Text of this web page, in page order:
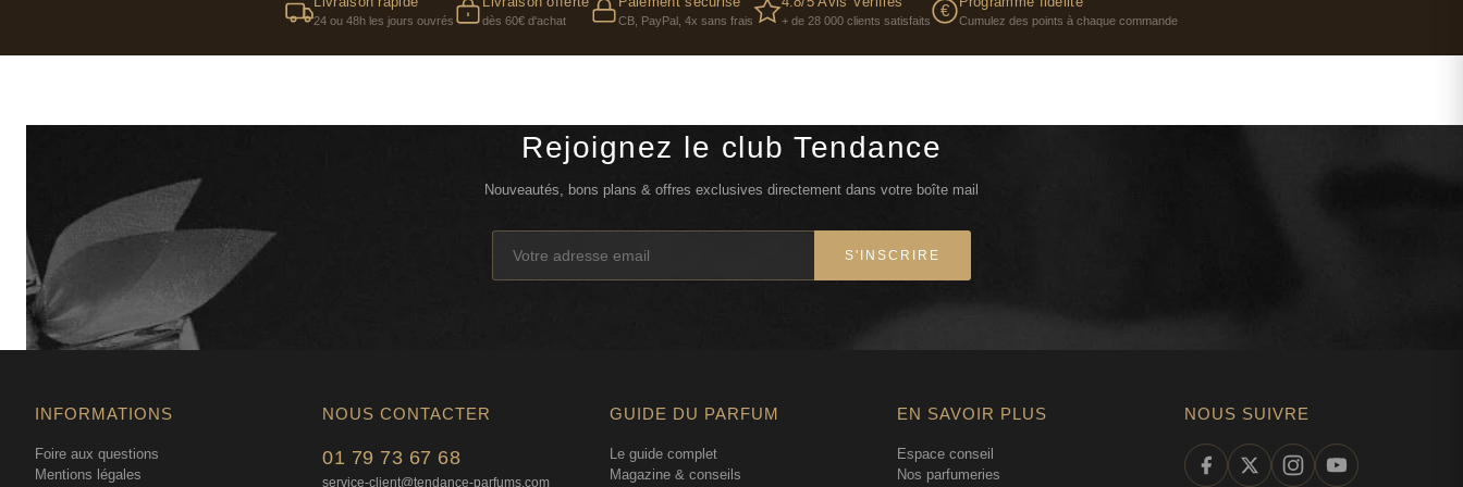
PHENOXYETHANOL, SORBIC ACID, POTASSIUM SORBATE, LINALOOL, LIMONENE,
24 ou 48h les jours ouvrés dès 60€ d'achat CB, PayPal, 4x sans frais + de 28 000 clients satisfaits
€
Cumulez des points à chaque commande
Rejoignez le club Tendance
Nouveautés, bons plans & offres exclusives directement dans votre boîte mail
S'INSCRIRE
INFORMATIONS
Foire aux questions
Mentions légales
NOUS CONTACTER
01 79 73 67 68
service-client@tendance-parfums.com
GUIDE DU PARFUM
Le guide complet
Magazine & conseils
EN SAVOIR PLUS
Espace conseil
Nos parfumeries
NOUS SUIVRE